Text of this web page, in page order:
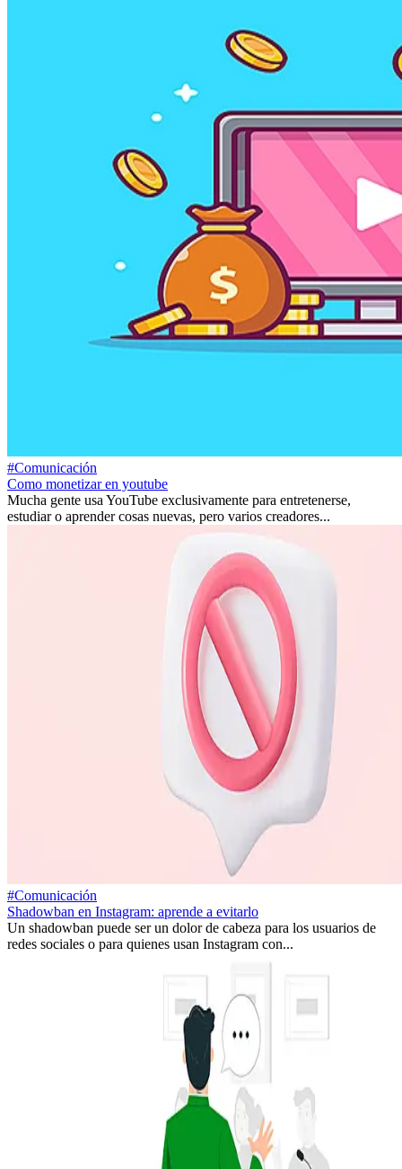
#Comunicación
Como monetizar en youtube
Mucha gente usa YouTube exclusivamente para entretenerse,
estudiar o aprender cosas nuevas, pero varios creadores...
#Comunicación
Shadowban en Instagram: aprende a evitarlo
Un shadowban puede ser un dolor de cabeza para los usuarios de
redes sociales o para quienes usan Instagram con...